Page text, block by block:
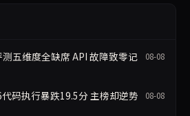
五维度全缺席 API 故障致零记
08-08
码执行暴跌19.5分 主榜却逆势
08-08